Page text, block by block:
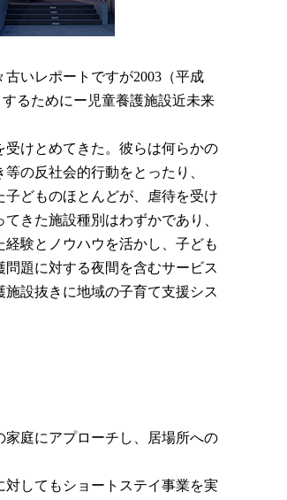
いレポートですが2003（平成
るためにー児童養護施設近未来
受けとめてきた。彼らは何らかの
の反社会的行動をとったり、
子どものほとんどが、虐待を受け
きた施設種別はわずかであり、
験とノウハウを活かし、子ども
題に対する夜間を含むサービス
設抜きに地域の子育て支援シス
庭にアプローチし、居場所への
してもショートステイ事業を実